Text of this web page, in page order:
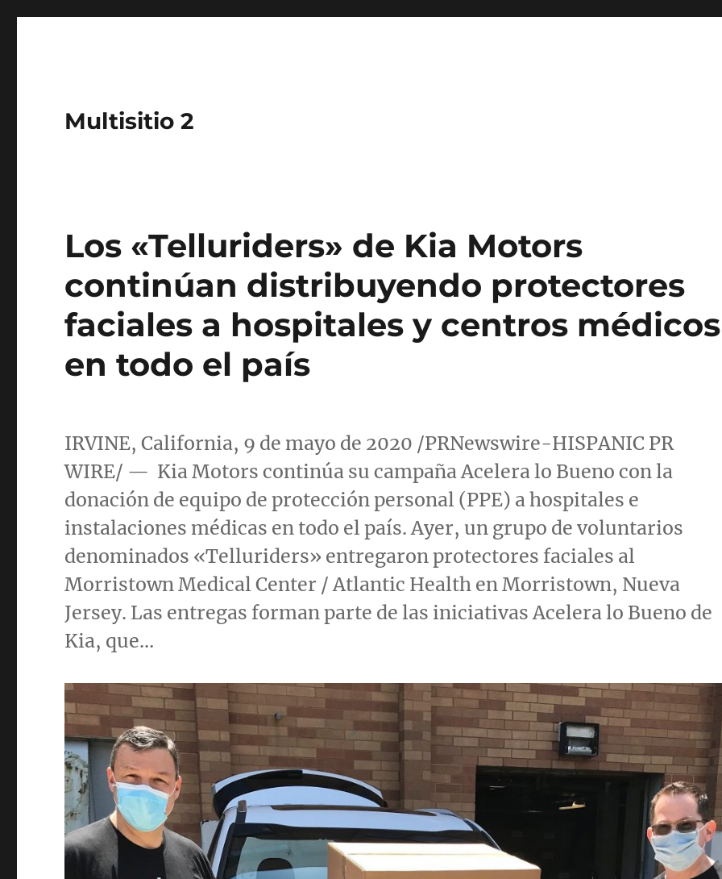
Multisitio 2
Los «Telluriders» de Kia Motors
continúan distribuyendo protectores
faciales a hospitales y centros médicos
en todo el país
IRVINE, California, 9 de mayo de 2020 /PRNewswire-HISPANIC PR
WIRE/ — Kia Motors continúa su campaña Acelera lo Bueno con la
donación de equipo de protección personal (PPE) a hospitales e
instalaciones médicas en todo el país. Ayer, un grupo de voluntarios
denominados «Telluriders» entregaron protectores faciales al
Morristown Medical Center / Atlantic Health en Morristown, Nueva
Jersey. Las entregas forman parte de las iniciativas Acelera lo Bueno de
Kia, que…